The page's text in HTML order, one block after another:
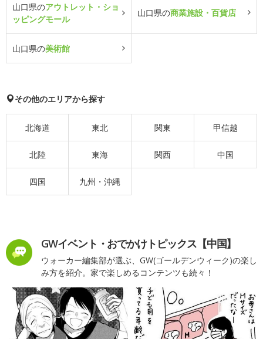
山口県のアウトレット・ショ
ッピングモール
山口県の商業施設・百貨店
山口県の美術館
その他のエリアから探す
北海道 東北 関東 甲信越
北陸 東海 関西 中国
四国 九州・沖縄
GWイベント・おでかけトピックス【中国】
ウォーカー編集部が選ぶ、GW(ゴールデンウィーク)の楽し
み方を紹介。家で楽しめるコンテンツも続々！